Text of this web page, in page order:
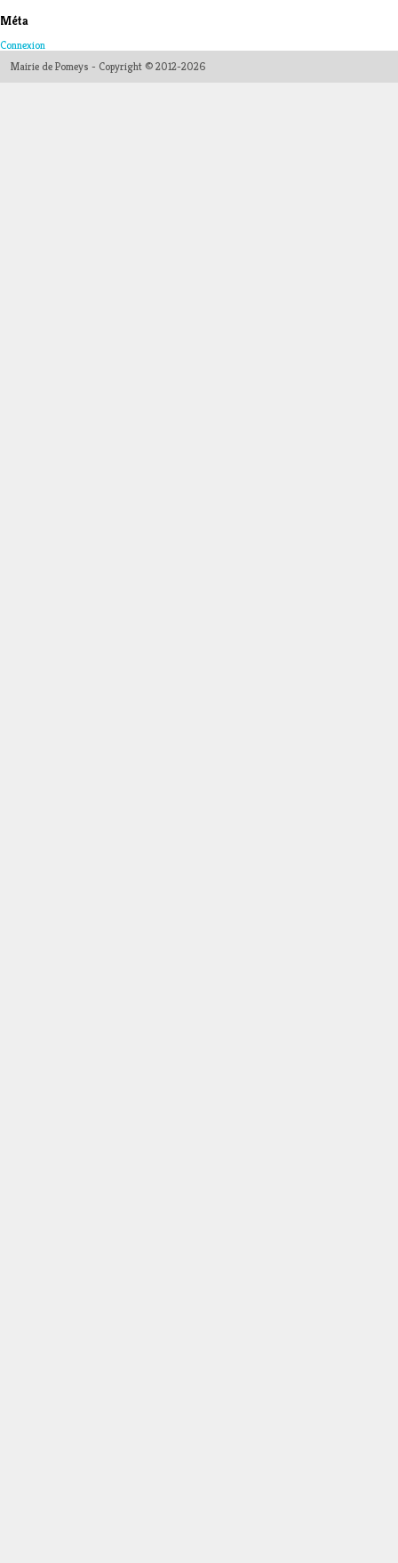
Méta
Connexion
Mairie de Pomeys - Copyright © 2012-2026